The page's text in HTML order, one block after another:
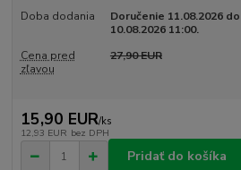
Doba dodania
Doručenie 11.08.2026
10.08.2026 11:00.
Cena pred
zľavou
27,90 EUR
15,90 EUR/ks
12,93 EUR bez DPH
Pridať do košíka